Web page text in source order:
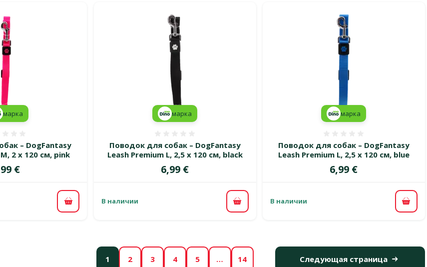
– DogFantasy
2 x 120 см, pink
€
марка
В корзину
Поводок для собак – DogFantasy
Leash Premium L, 2,5 x 120 см, black
Цена
6,99 €
марка
В наличии В корзину
Поводок для собак – DogFantasy
Leash Premium L, 2,5 x 120 см, blue
Цена
6,99 €
марка
В наличии В
1 2 3 4 5 … 14 Следующая страница